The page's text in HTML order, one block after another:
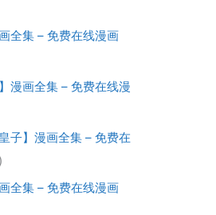
全集 – 免费在线漫画
漫画全集 – 免费在线漫
子】漫画全集 – 免费在
全集 – 免费在线漫画